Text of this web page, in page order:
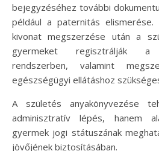
bejegyzéséhez további
például a paternitás elismerése.
kivonat megszerzése után a
gyermeket regisztrálják a
rendszerben, valamint
egészségügyi ellátáshoz
A születés anyakönyvezése
adminisztratív lépés, hanem
gyermek jogi státuszának
jövőjének biztosításában.